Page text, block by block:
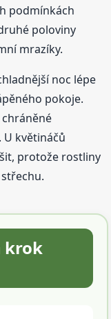
podmínkách
poloviny
mrazíky.
noc lépe
pokoje.
chráněné
květináčů
protože rostliny
krok